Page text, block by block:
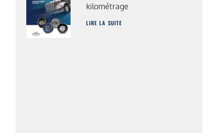
kilométrage
LIRE LA SUITE